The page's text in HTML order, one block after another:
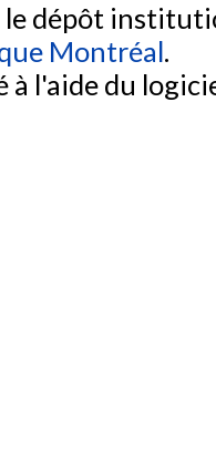
dépôt
Montréal.
à l'aide du